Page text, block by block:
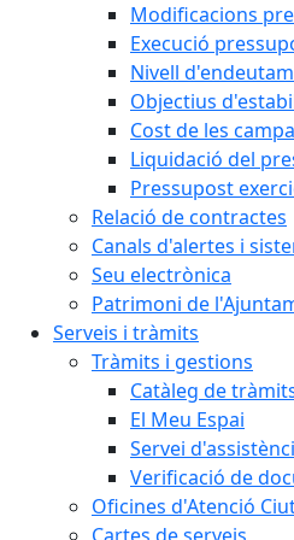
Modificacions
Execució
Nivell
Objectius
Cost de les
Liquidació del
Pressupost
Relació de contractes
Canals d'alertes i
Seu electrònica
Patrimoni de
Serveis i tràmits
Tràmits i gestions
Catàleg de
El Meu Espai
Servei
Verificació de
Oficines d'Atenció